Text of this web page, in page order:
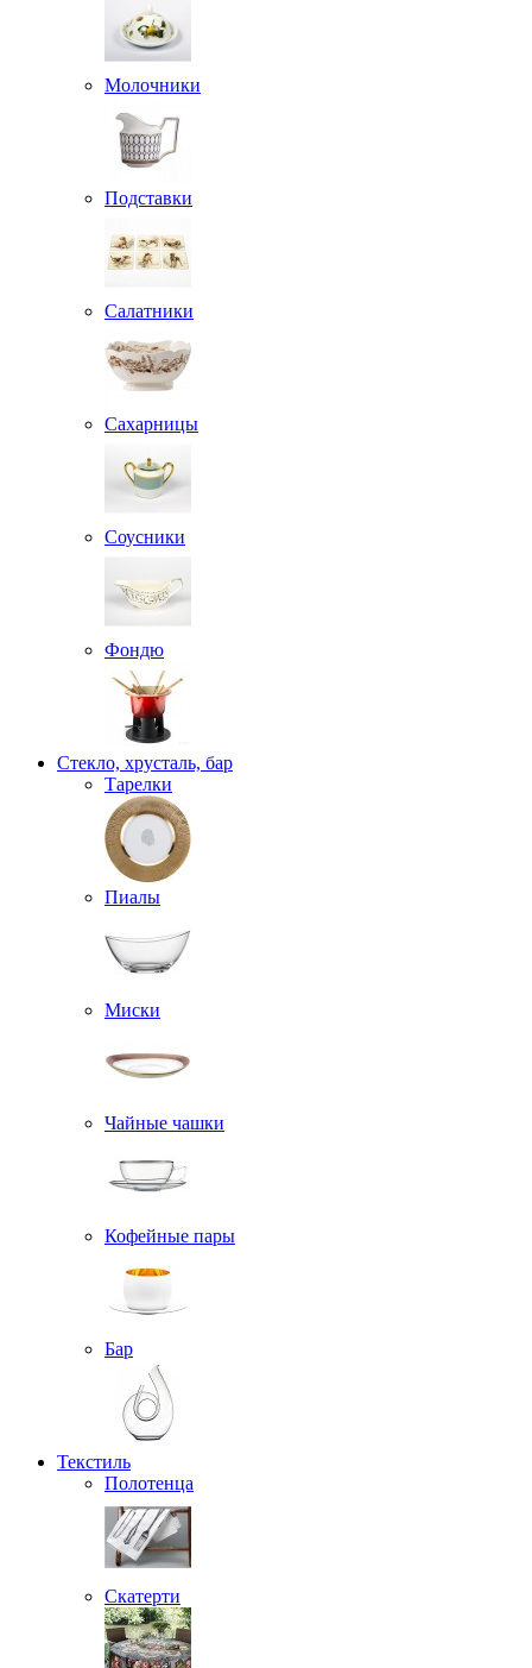
Молочники
Подставки
Салатники
Сахарницы
Соусники
Фондю
Стекло, хрусталь, бар
Тарелки
Пиалы
Миски
Чайные чашки
Кофейные пары
Бар
Текстиль
Полотенца
Скатерти